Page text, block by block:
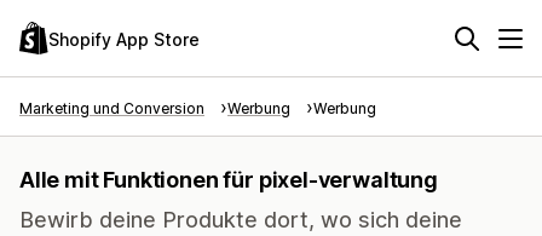
Shopify App Store
Marketing und Conversion Werbung Werbung
Alle mit Funktionen für pixel-verwaltung
Bewirb deine Produkte dort, wo sich deine